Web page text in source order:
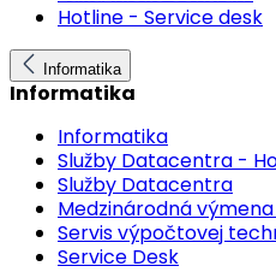
Hotline - Service desk
Informatika
Informatika
Informatika
Služby Datacentra -
Služby Datacentra
Medzinárodná
Servis výpočtovej
Service Desk